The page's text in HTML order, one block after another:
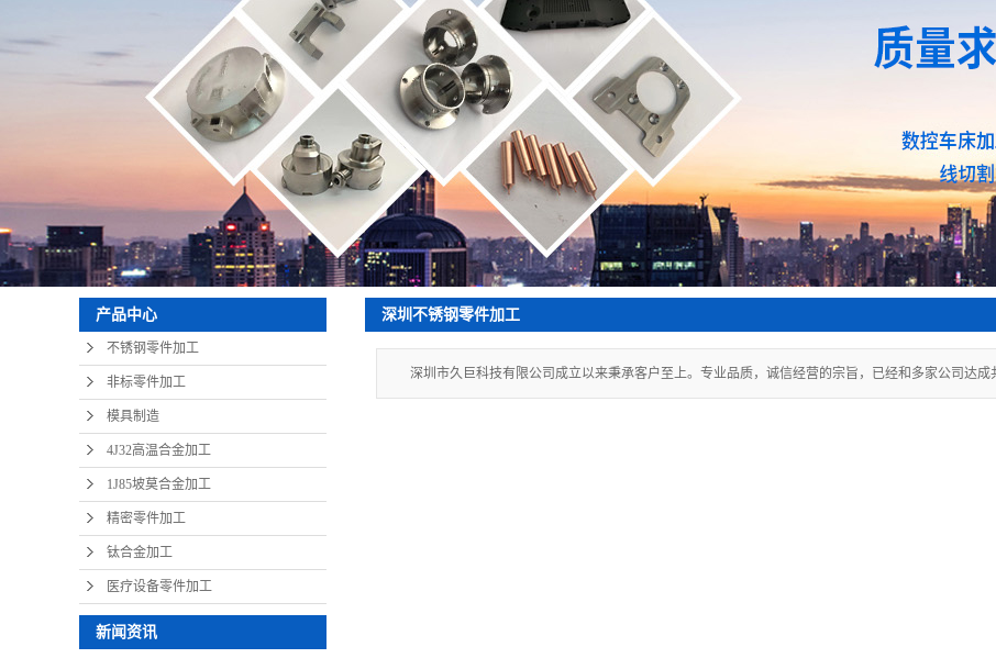
产品中心
不锈钢零件加工
非标零件加工
模具制造
4J32高温合金加工
1J85坡莫合金加工
精密零件加工
钛合金加工
医疗设备零件加工
新闻资讯
深圳不锈钢零件加工
深圳市久巨科技有限公司成立以来秉承客户至上。专业品质，诚信经营的宗旨，已经和多家公司达